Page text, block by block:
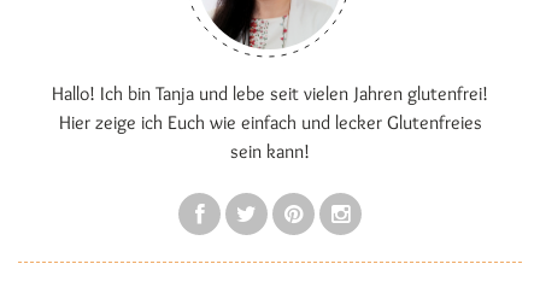
Hallo! Ich bin Tanja und lebe seit vielen Jahren glutenfrei!
Hier zeige ich Euch wie einfach und lecker Glutenfreies
sein kann!